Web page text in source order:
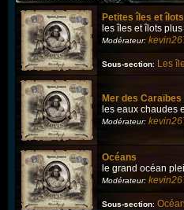
Petites îles et îlots
les îles et îlots
Modérateur:
Sous-section: Les
Mer des Caraïbes
les eaux chaudes
Modérateur:
Océans
le grand océan
Modérateur:
Sous-section: